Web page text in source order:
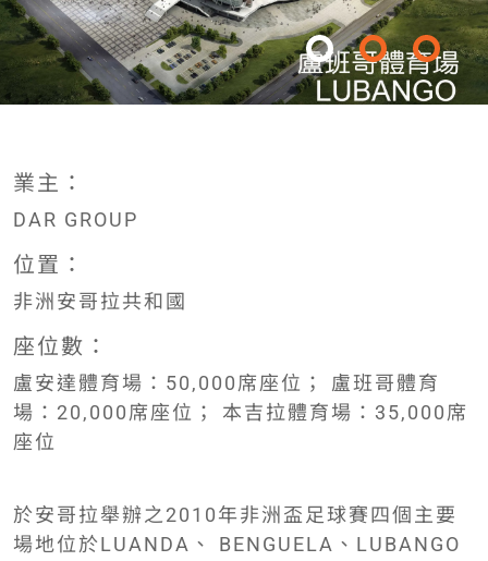
業主：
DAR GROUP
位置：
非洲安哥拉共和國
座位數：
盧安達體育場：50,000席座位； 盧班哥體育
場：20,000席座位； 本吉拉體育場：35,000席
座位
於安哥拉舉辦之2010年非洲盃足球賽四個主要
場地位於LUANDA、 BENGUELA、LUBANGO